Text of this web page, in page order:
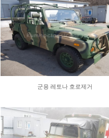
군용 레토나 호로제거